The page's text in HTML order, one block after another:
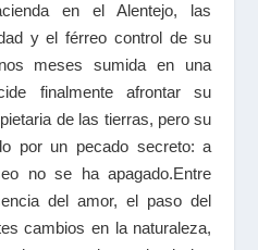
en el Alentejo, las
y el férreo control de su
meses sumida en una
finalmente afrontar su
de las tierras, pero su
por un pecado secreto: a
no se ha apagado.Entre
del amor, el paso del
cambios en la naturaleza,